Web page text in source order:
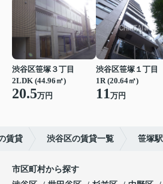
渋谷区笹塚３丁目
2LDK (44.96㎡)
20.5万円
渋谷区笹塚１丁目
1R (20.64㎡)
11万円
賃貸 渋谷区の賃貸一覧 笹塚駅
市区町村から探す